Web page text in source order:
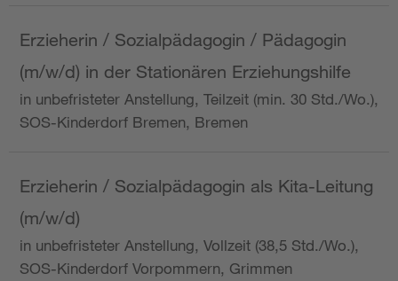
Erzieherin / Sozialpädagogin / Pädagogin
(m/w/d) in der Stationären Erziehungshilfe
in unbefristeter Anstellung, Teilzeit (min. 30 Std./Wo.),
SOS-Kinderdorf Bremen, Bremen
Erzieherin / Sozialpädagogin als Kita-Leitung
(m/w/d)
in unbefristeter Anstellung, Vollzeit (38,5 Std./Wo.),
SOS-Kinderdorf Vorpommern, Grimmen